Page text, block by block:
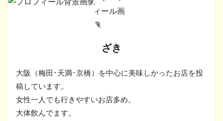
ざき
大阪（梅田･天満･京橋）を中心に美味しかったお店を投
稿しています。
女性一人でも行きやすいお店多め。
大体飲んでます。